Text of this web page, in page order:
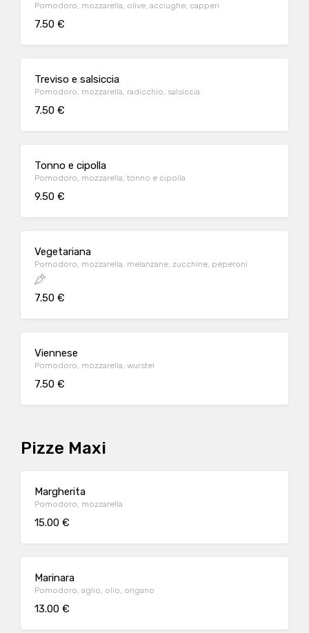
Pomodoro, mozzarella, olive, acciughe, capperi
7.50 €
Treviso e salsiccia
Pomodoro, mozzarella, radicchio, salsiccia
7.50 €
Tonno e cipolla
Pomodoro, mozzarella, tonno e cipolla
9.50 €
Vegetariana
Pomodoro, mozzarella, melanzane, zucchine, peperoni
7.50 €
Viennese
Pomodoro, mozzarella, wurstel
7.50 €
Pizze Maxi
Margherita
Pomodoro, mozzarella
15.00 €
Marinara
Pomodoro, aglio, olio, origano
13.00 €